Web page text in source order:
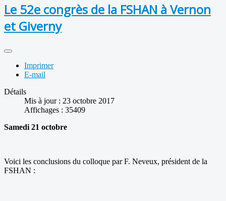
Le 52e congrès de la FSHAN à Vernon
et Giverny
Imprimer
E-mail
Détails
Mis à jour : 23 octobre 2017
Affichages : 35409
Samedi 21 octobre
Voici les conclusions du colloque par F. Neveux, président de la
FSHAN :